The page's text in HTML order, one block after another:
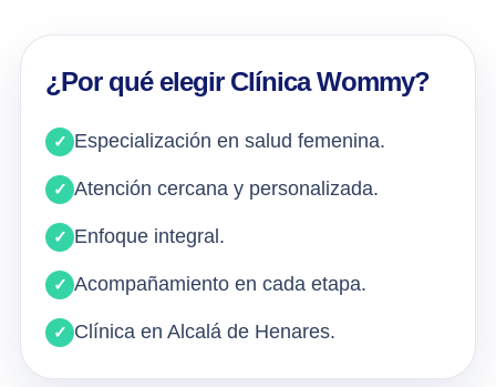
¿Por qué elegir Clínica Wommy?
Especialización en salud femenina.
Atención cercana y personalizada.
Enfoque integral.
Acompañamiento en cada etapa.
Clínica en Alcalá de Henares.